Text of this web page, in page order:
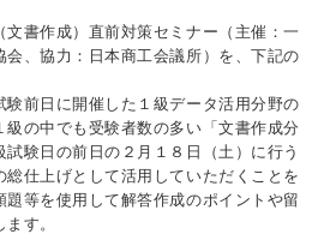
書作成）直前対策セミナー（主催：一
、協力：日本商工会議所）を、下記の
前日に開催した１級データ活用分野の
の中でも受験者数の多い「文書作成分
験日の前日の２月１８日（土）に行う
仕上げとして活用していただくことを
等を使用して解答作成のポイントや留
す。